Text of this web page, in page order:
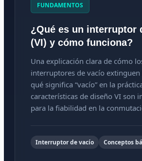
FUNDAMENTOS
¿Qué es un interruptor
(VI) y cómo funciona?
Una explicación clara de cómo
interruptores de vacío extinguen
qué significa “vacío” en la
características de diseño VI son
para la fiabilidad en la
Interruptor de vacío Conceptos